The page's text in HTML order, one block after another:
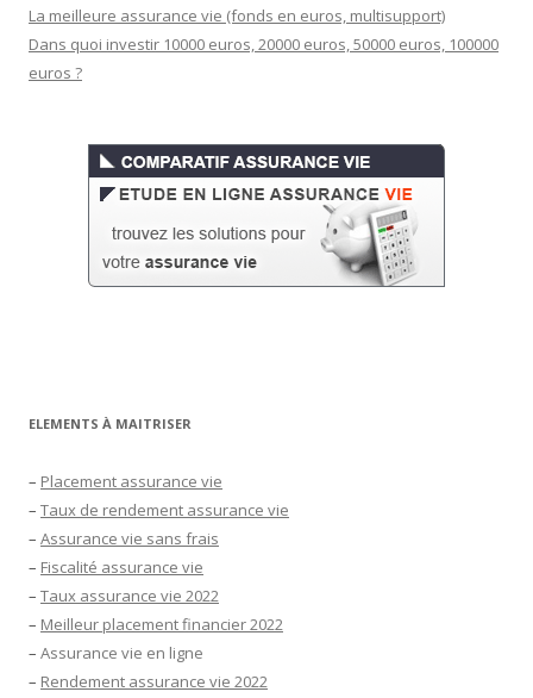
La meilleure assurance vie (fonds en euros, multisupport)
Dans quoi investir 10000 euros, 20000 euros, 50000 euros, 100000
euros ?
ELEMENTS À MAITRISER
– Placement assurance vie
– Taux de rendement assurance vie
– Assurance vie sans frais
– Fiscalité assurance vie
– Taux assurance vie 2022
– Meilleur placement financier 2022
– Assurance vie en ligne
– Rendement assurance vie 2022